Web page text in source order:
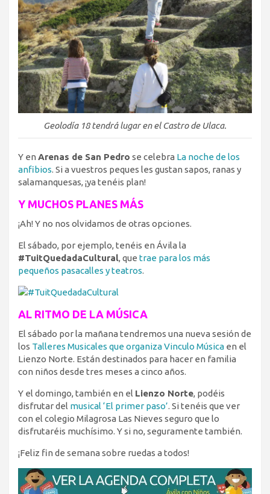
Geolodía 18 tendrá lugar en el Castro de Ulaca.
Y en Arenas de San Pedro se celebra La noche de los
anfibios. Si a vuestros peques les gustan sapos, ranas y
salamanquesas, ¡ya tenéis plan!
Y MUCHOS PLANES MÁS
¡Ah! Y no nos olvidamos de otras opciones.
El sábado, por ejemplo, tenéis en Ávila la
#TuitQuedadaCultural, que trae para los más
pequeños pasacalles y teatros.
AL RITMO DE LA MÚSICA
El sábado por la mañana tendremos una nueva sesión de
los Talleres Musicales que organiza Vinculo Música en el
Lienzo Norte. Están destinados para hacer en familia
con niños desde tres meses a cinco años.
Y el domingo, también en el Lienzo Norte, podéis
disfrutar del musical ‘El primer paso’. Si tenéis que ver
con el colegio Milagrosa Las Nieves seguro que lo
disfrutaréis muchísimo. Y si no, seguramente también.
¡Feliz fin de semana sobre ruedas a todos!